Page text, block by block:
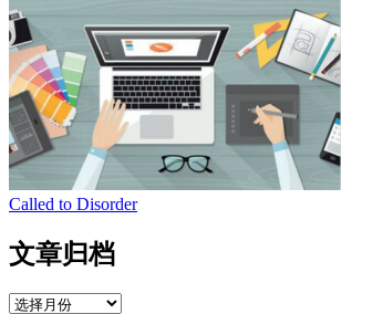
Called to Disorder
文章归档
文